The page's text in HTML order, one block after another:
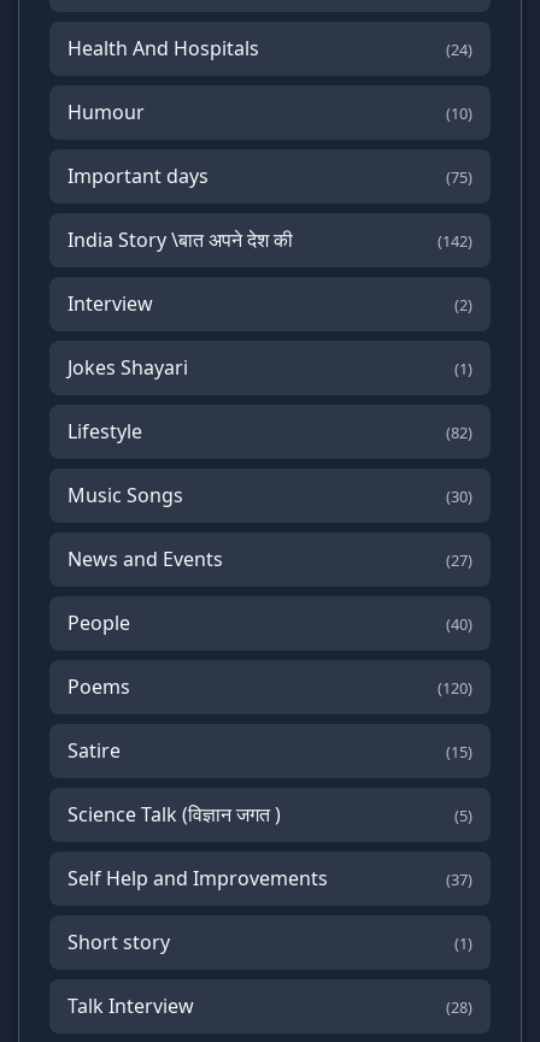
Health And Hospitals (24)
Humour (10)
Important days (75)
India Story \बात अपने देश की (142)
Interview (2)
Jokes Shayari (1)
Lifestyle (82)
Music Songs (30)
News and Events (27)
People (40)
Poems (120)
Satire (15)
Science Talk (विज्ञान जगत ) (5)
Self Help and Improvements (37)
Short story (1)
Talk Interview (28)